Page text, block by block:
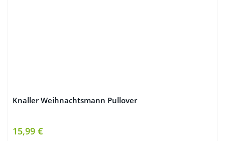
Knaller Weihnachtsmann Pullover
15,99 €